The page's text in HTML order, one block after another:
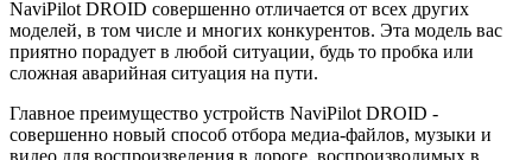
NaviPilot DROID совершенно отличается от всех других
моделей, в том числе и многих конкурентов. Эта модель вас
приятно порадует в любой ситуации, будь то пробка или
сложная аварийная ситуация на пути.
Главное преимущество устройств NaviPilot DROID -
совершенно новый способ отбора медиа-файлов, музыки и
видео для воспроизведения в дороге, воспроизводимых в